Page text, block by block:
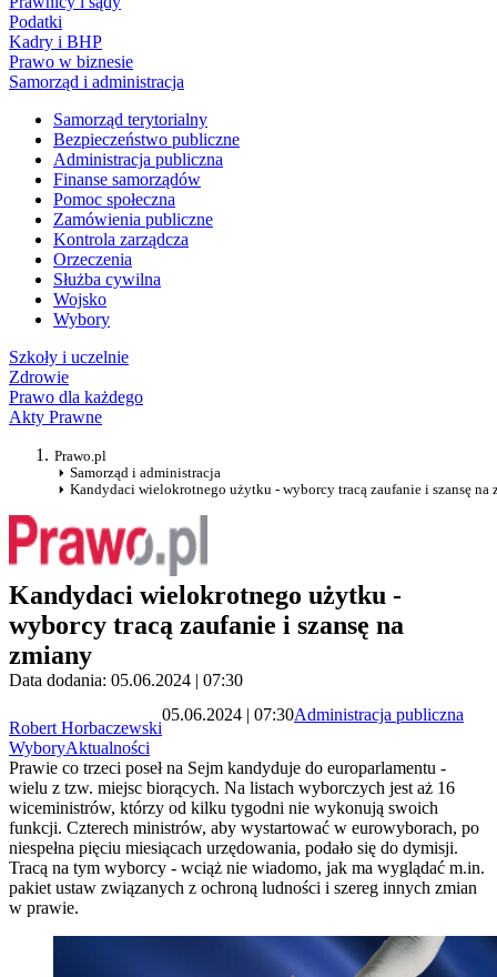
Podatki
Kadry i BHP
Prawo w biznesie
Samorząd i administracja
Samorząd terytorialny
Bezpieczeństwo publiczne
Administracja publiczna
Finanse samorządów
Pomoc społeczna
Zamówienia publiczne
Kontrola zarządcza
Orzeczenia
Służba cywilna
Wojsko
Wybory
Szkoły i uczelnie
Zdrowie
Prawo dla każdego
Akty Prawne
Prawo.pl
Samorząd i administracja
Kandydaci wielokrotnego użytku - wyborcy tracą zaufanie i szansę na
Kandydaci wielokrotnego użytku -
wyborcy tracą zaufanie i szansę na
zmiany
Data dodania: 05.06.2024 | 07:30
Robert Horbaczewski
05.06.2024 | 07:30Administracja publiczna
WyboryAktualności
Prawie co trzeci poseł na Sejm kandyduje do europarlamentu -
wielu z tzw. miejsc biorących. Na listach wyborczych jest aż 16
wiceministrów, którzy od kilku tygodni nie wykonują swoich
funkcji. Czterech ministrów, aby wystartować w eurowyborach, po
niespełna pięciu miesiącach urzędowania, podało się do dymisji.
Tracą na tym wyborcy - wciąż nie wiadomo, jak ma wyglądać m.in.
pakiet ustaw związanych z ochroną ludności i szereg innych zmian
w prawie.